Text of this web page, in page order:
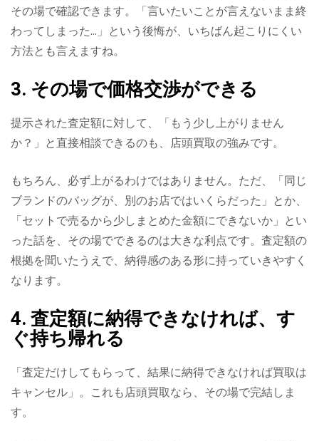
その場で確認できます。「言いたいことが言えないまま終
わってしまった…」という後悔が、いちばん起こりにくい
方法とも言えますね。
3. その場で価格交渉ができる
提示された査定額に対して、「もう少し上がりません
か？」と直接相談できるのも、店頭買取の強みです。
もちろん、必ず上がるわけではありません。ただ、「同じ
ブランドのバッグが、別のお店ではいくらだった」とか、
「セットで売るから少しまとめた金額にできないか」とい
った話を、その場でできるのは大きな利点です。査定額の
根拠を聞いたうえで、納得感のある形に持っていきやすく
なります。
4. 査定額に納得できなければ、す
ぐ持ち帰れる
「査定だけしてもらって、結果に納得できなければ買取は
キャンセル」。これも店頭買取なら、その場で完結しま
す。